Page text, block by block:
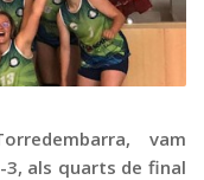
vam
3, als quarts de final